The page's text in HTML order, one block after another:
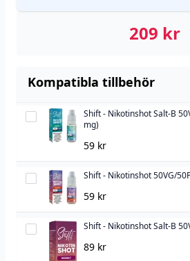
209 kr
Kompatibla tillbehör
Shift
Nikotinshot
Salt-
B
50VG/50PG
(10
ml,
Shift - Nikotinshot Salt-B
mg)
59 kr
Shift
Nikotinshot
50VG/50PG
Shift - Nikotinshot 50VG/
59 kr
Shift
Shift - Nikotinshot Salt-B
89 kr